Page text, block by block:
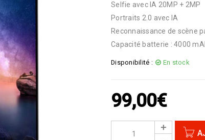
Selfie avec IA 20MP + 2MP
Portraits 2.0 avec IA
Reconnaissance de scène
Capacité batterie : 4000
Disponibilité : En stock
99,00€